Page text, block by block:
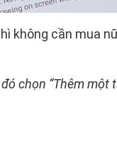
không cần mua
chọn “Thêm một